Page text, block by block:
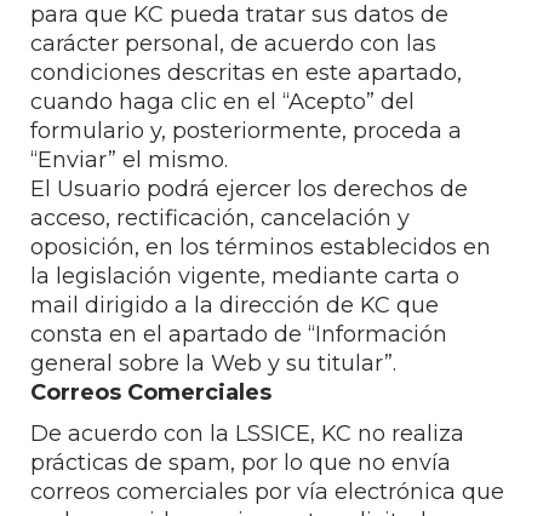
para que KC pueda tratar sus datos de
carácter personal, de acuerdo con las
condiciones descritas en este apartado,
cuando haga clic en el “Acepto” del
formulario y, posteriormente, proceda a
“Enviar” el mismo.
El Usuario podrá ejercer los derechos de
acceso, rectificación, cancelación y
oposición, en los términos establecidos en
la legislación vigente, mediante carta o
mail dirigido a la dirección de KC que
consta en el apartado de “Información
general sobre la Web y su titular”.
Correos Comerciales
De acuerdo con la LSSICE, KC no realiza
prácticas de spam, por lo que no envía
correos comerciales por vía electrónica que